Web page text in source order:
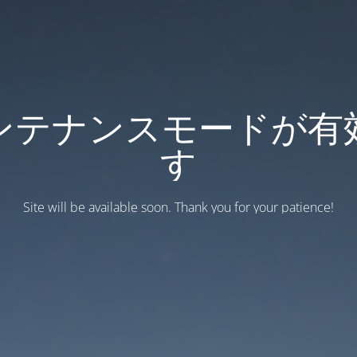
テナンスモードが有
す
Site will be available soon. Thank you for your patience!